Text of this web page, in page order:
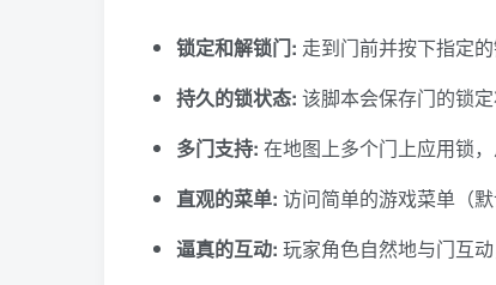
锁定和解锁门: 走到门前并按下指定
持久的锁状态: 该脚本会保存门的锁
多门支持: 在地图上多个门上应用锁
直观的菜单: 访问简单的游戏菜单（
逼真的互动: 玩家角色自然地与门互